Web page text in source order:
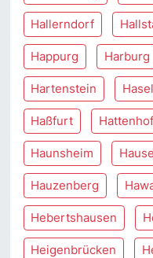
Hallerndorf
Happurg Harburg
Hartenstein
Haßfurt
Haunsheim
Hauzenberg
Hebertshausen
Heigenbrücken